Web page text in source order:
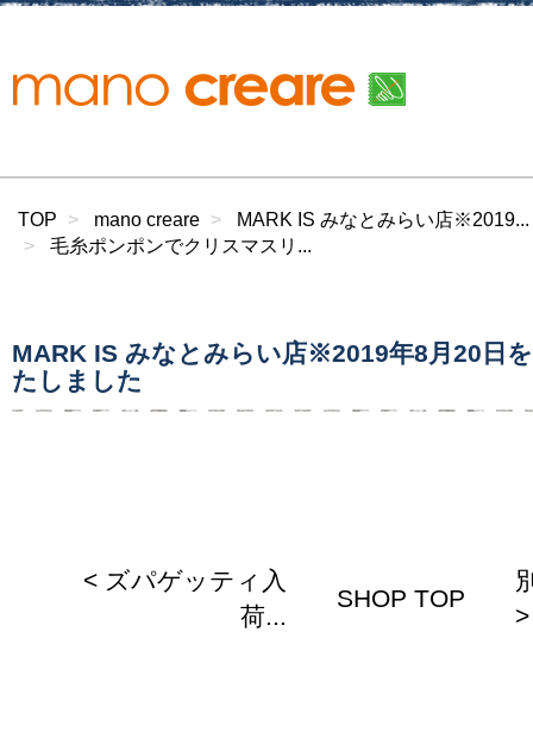
TOP mano creare
MARK IS みなとみらい店※2019...
毛糸ポンポンでクリスマスリ...
MARK IS みなとみらい店※2019年8月20日
たしました
< ズパゲッティ入
荷...
SHOP TOP
>